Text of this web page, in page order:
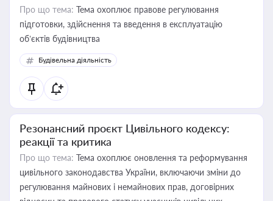
Про що тема: Тема охоплює правове регулювання
підготовки, здійснення та введення в експлуатацію
об’єктів будівництва
Будівельна діяльність
Резонансний проєкт Цивільного кодексу:
реакції та критика
Про що тема: Тема охоплює оновлення та реформування
цивільного законодавства України, включаючи зміни до
регулювання майнових і немайнових прав, договірних